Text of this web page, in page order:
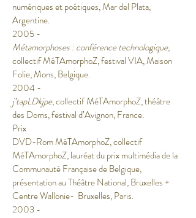
numériques et poétiques, Mar del Plata,
Argentine.
2005 -
Métamorphoses : conférence technologique,
collectif MéTAmorphoZ, festival VIA, Maison
Folie, Mons, Belgique.
2004 -
j’tapLDkjpe, collectif MéTAmorphoZ, théâtre
des Doms, festival d’Avignon, France.
Prix
DVD-Rom MéTAmorphoZ, collectif
MéTAmorphoZ, lauréat du prix multimédia de la
Communauté Française de Belgique,
présentation au Théâtre National, Bruxelles +
Centre Wallonie- Bruxelles, Paris.
2003 -